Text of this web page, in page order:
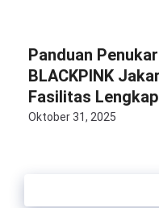
Panduan
BLACKPINK
Fasilitas Lengkap
Oktober 31, 2025